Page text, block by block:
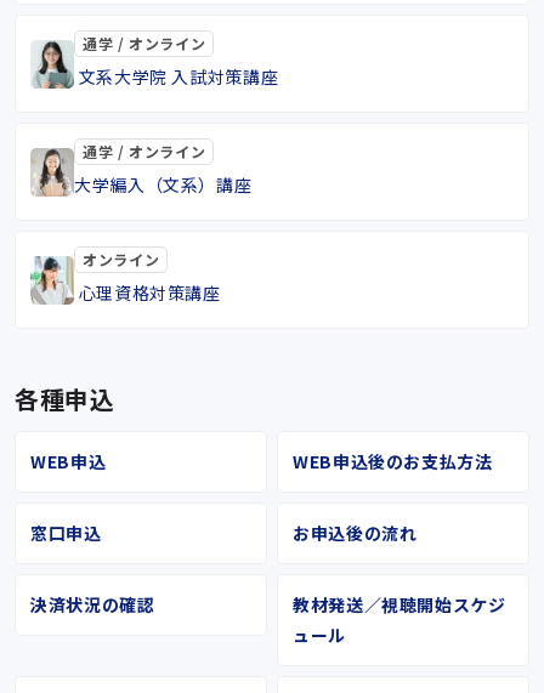
通学 / オンライン
文系大学院 入試対策講座
通学 / オンライン
大学編入（文系）講座
オンライン
心理資格対策講座
各種申込
WEB申込 WEB申込後のお支払方法
窓口申込 お申込後の流れ
決済状況の確認
教材発送／視聴開始スケジ
ュール